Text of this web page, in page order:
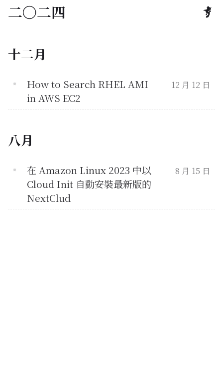
二〇二四
十二月
How to Search RHEL AMI
in AWS EC2
12 月 12 日
八月
在 Amazon Linux 2023 中以
Cloud Init 自動安裝最新版的
NextClud
8 月 15 日